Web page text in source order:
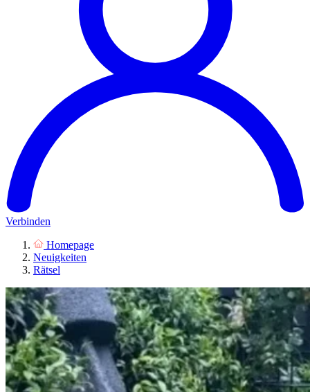
Verbinden
Homepage
Neuigkeiten
Rätsel